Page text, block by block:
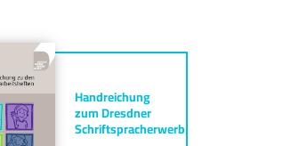
Handreichung
zum Dresdner
Schriftspracherwerb